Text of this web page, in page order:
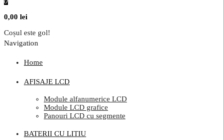
0,00 lei
Coșul este gol!
Navigation
Home
AFISAJE LCD
Module alfanumerice LCD
Module LCD grafice
Panouri LCD cu segmente
BATERII CU LITIU